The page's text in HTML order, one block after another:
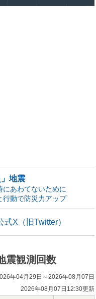
」地震
にあわてないために
行動で防災力アップ
X（旧Twitter）
震観測回数
年04月29日～2026年08月07日
2026年08月07日12:30更新